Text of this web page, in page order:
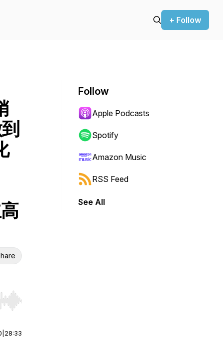
+ Follow
Hold shift to jump forward or backward.
28:33
Follow
Apple Podcasts
Spotify
Amazon Music
RSS Feed
See All